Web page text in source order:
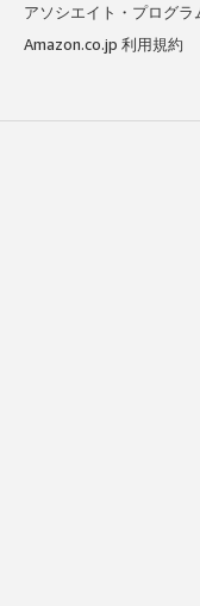
アソシエイト・プログラ
Amazon.co.jp 利用規約